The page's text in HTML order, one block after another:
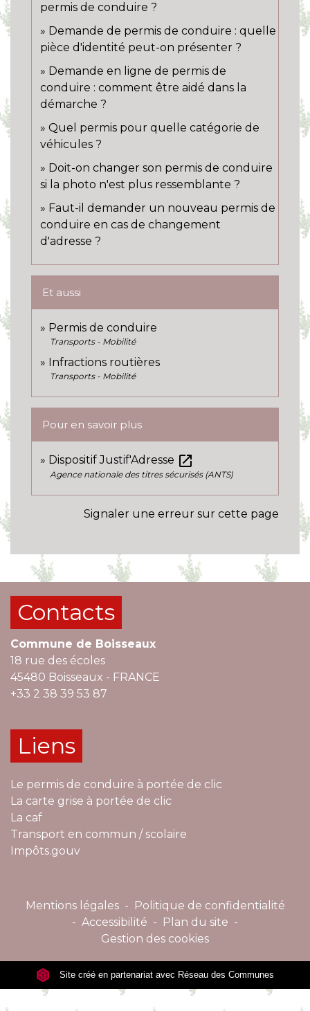
permis de conduire ?
Demande de permis de conduire : quelle
pièce d'identité peut-on présenter ?
Demande en ligne de permis de
conduire : comment être aidé dans la
démarche ?
Quel permis pour quelle catégorie de
véhicules ?
Doit-on changer son permis de conduire
si la photo n'est plus ressemblante ?
Faut-il demander un nouveau permis de
conduire en cas de changement
d'adresse ?
Et aussi
Permis de conduire
Transports - Mobilité
Infractions routières
Transports - Mobilité
Pour en savoir plus
Dispositif Justif'Adresse open_in_new
Agence nationale des titres sécurisés (ANTS)
Signaler une erreur sur cette page
Contacts
Commune de Boisseaux
18 rue des écoles
45480 Boisseaux - FRANCE
+33 2 38 39 53 87
Liens
Le permis de conduire à portée de clic
La carte grise à portée de clic
La caf
Transport en commun / scolaire
Impôts.gouv
Mentions légales - Politique de confidentialité
- Accessibilité - Plan du site -
Gestion des cookies
Site créé en partenariat avec Réseau des Communes